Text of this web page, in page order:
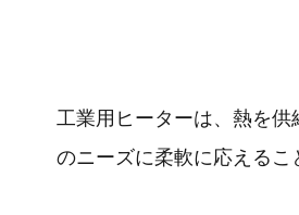
工業用ヒーターは、熱を
のニーズに柔軟に応えるこ